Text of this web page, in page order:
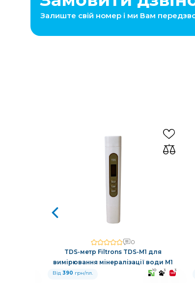
Залиште свій номер і ми Вам
0
TDS-метр Filtrons TDS-M1 для
вимірювання мінералізації води M1
Від 390 грн/пл. 10 3 3